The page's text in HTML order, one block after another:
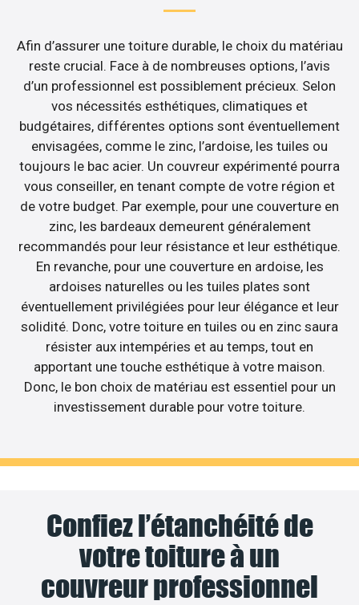
Afin d’assurer une toiture durable, le choix du matériau
reste crucial. Face à de nombreuses options, l’avis
d’un professionnel est possiblement précieux. Selon
vos nécessités esthétiques, climatiques et
budgétaires, différentes options sont éventuellement
envisagées, comme le zinc, l’ardoise, les tuiles ou
toujours le bac acier. Un couvreur expérimenté pourra
vous conseiller, en tenant compte de votre région et
de votre budget. Par exemple, pour une couverture en
zinc, les bardeaux demeurent généralement
recommandés pour leur résistance et leur esthétique.
En revanche, pour une couverture en ardoise, les
ardoises naturelles ou les tuiles plates sont
éventuellement privilégiées pour leur élégance et leur
solidité. Donc, votre toiture en tuiles ou en zinc saura
résister aux intempéries et au temps, tout en
apportant une touche esthétique à votre maison.
Donc, le bon choix de matériau est essentiel pour un
investissement durable pour votre toiture.
Confiez l’étanchéité de
votre toiture à un
couvreur professionnel